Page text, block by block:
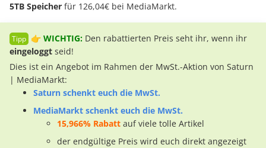
5TB Speicher für 126,04€ bei MediaMarkt.
👉 WICHTIG: Den rabattierten Preis seht ihr, wenn ihr
eingeloggt seid!
Dies ist ein Angebot im Rahmen der MwSt.-Aktion von Saturn
| MediaMarkt:
Saturn schenkt euch die MwSt.
MediaMarkt schenkt euch die MwSt.
15,966% Rabatt auf viele tolle Artikel
der endgültige Preis wird euch direkt angezeigt